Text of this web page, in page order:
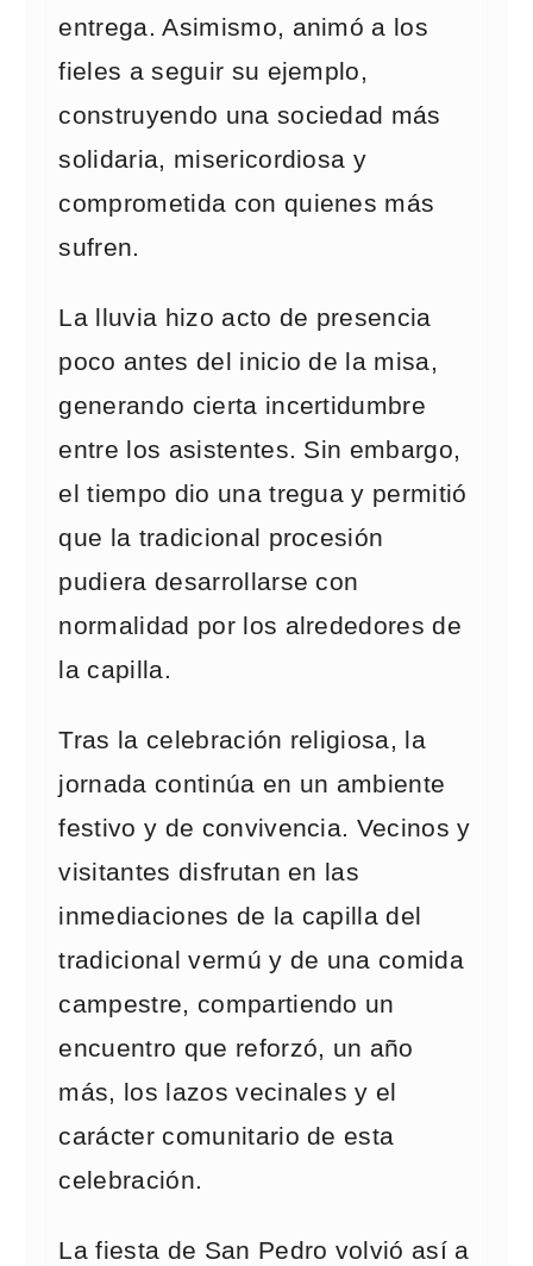
entrega. Asimismo, animó a los
fieles a seguir su ejemplo,
construyendo una sociedad más
solidaria, misericordiosa y
comprometida con quienes más
sufren.
La lluvia hizo acto de presencia
poco antes del inicio de la misa,
generando cierta incertidumbre
entre los asistentes. Sin embargo,
el tiempo dio una tregua y permitió
que la tradicional procesión
pudiera desarrollarse con
normalidad por los alrededores de
la capilla.
Tras la celebración religiosa, la
jornada continúa en un ambiente
festivo y de convivencia. Vecinos y
visitantes disfrutan en las
inmediaciones de la capilla del
tradicional vermú y de una comida
campestre, compartiendo un
encuentro que reforzó, un año
más, los lazos vecinales y el
carácter comunitario de esta
celebración.
La fiesta de San Pedro volvió así a